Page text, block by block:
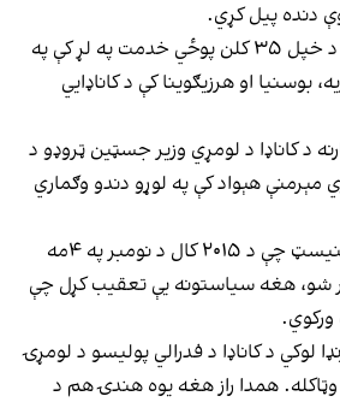
پوځي انجینره کاریګنان د خپل ۳۵ کلن پوځي خدمت په لړ کې په
بوسنیا او هرزیګوینا کې د کاناډايي
د کاناډا د لومړي وزیر جسټین ټروډو د
هېواد کې په لوړو دندو وګماري
ټروډو، یو مشهور فیمینیسټ چې د ۲۰۱۵ کال د نومبر په ۴مه
شو، هغه سیاستونه یې تعقیب کړل چې
کې برنډا لوکي د کاناډا د فدرالي پولیسو د لومړۍ
همدا راز هغه یوه هندۍ هم د